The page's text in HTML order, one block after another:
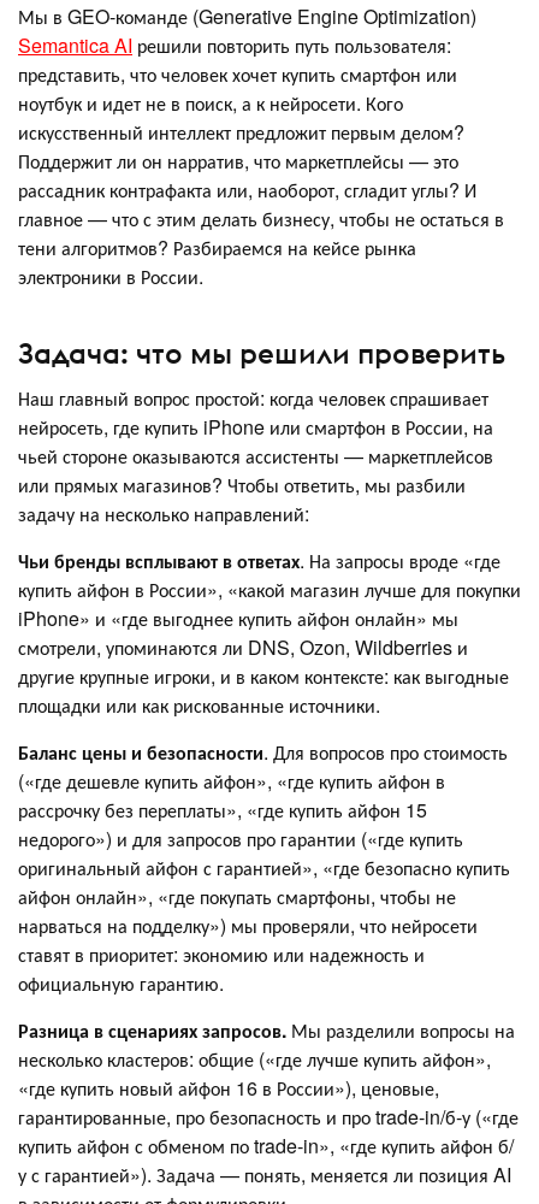
Мы в GEO-команде (Generative Engine Optimization)
Semantica AI решили повторить путь пользователя:
представить, что человек хочет купить смартфон или
ноутбук и идет не в поиск, а к нейросети. Кого
искусственный интеллект предложит первым делом?
Поддержит ли он нарратив, что маркетплейсы — это
рассадник контрафакта или, наоборот, сгладит углы? И
главное — что с этим делать бизнесу, чтобы не остаться в
тени алгоритмов? Разбираемся на кейсе рынка
электроники в России.
Задача: что мы решили проверить
Наш главный вопрос простой: когда человек спрашивает
нейросеть, где купить iPhone или смартфон в России, на
чьей стороне оказываются ассистенты — маркетплейсов
или прямых магазинов? Чтобы ответить, мы разбили
задачу на несколько направлений:
Чьи бренды всплывают в ответах. На запросы вроде «где
купить айфон в России», «какой магазин лучше для покупки
iPhone» и «где выгоднее купить айфон онлайн» мы
смотрели, упоминаются ли DNS, Ozon, Wildberries и
другие крупные игроки, и в каком контексте: как выгодные
площадки или как рискованные источники.
Баланс цены и безопасности. Для вопросов про стоимость
(«где дешевле купить айфон», «где купить айфон в
рассрочку без переплаты», «где купить айфон 15
недорого») и для запросов про гарантии («где купить
оригинальный айфон с гарантией», «где безопасно купить
айфон онлайн», «где покупать смартфоны, чтобы не
нарваться на подделку») мы проверяли, что нейросети
ставят в приоритет: экономию или надежность и
официальную гарантию.
Разница в сценариях запросов. Мы разделили вопросы на
несколько кластеров: общие («где лучше купить айфон»,
«где купить новый айфон 16 в России»), ценовые,
гарантированные, про безопасность и про trade‑in/б‑у («где
купить айфон с обменом по trade‑in», «где купить айфон б/
у с гарантией»). Задача — понять, меняется ли позиция AI